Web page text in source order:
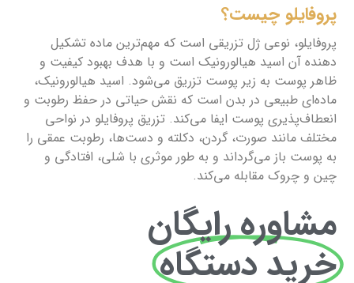
پروفایلو چیست؟
پروفایلو، نوعی ژل تزریقی است که مهم‌ترین ماده تشکیل
دهنده آن اسید هیالورونیک است و با هدف بهبود کیفیت و
ظاهر پوست به زیر پوست تزریق می‌شود. اسید هیالورونیک،
ماده‌ای طبیعی در بدن است که نقش حیاتی در حفظ رطوبت و
انعطاف‌پذیری پوست ایفا می‌کند. تزریق پروفایلو در نواحی
مختلف مانند صورت، گردن، دکلته و دست‌ها، رطوبت عمقی را
به پوست باز می‌گرداند و به طور موثری با شلی، افتادگی و
چین و چروک مقابله می‌کند.
مشاوره رایگان
خرید دستگاه